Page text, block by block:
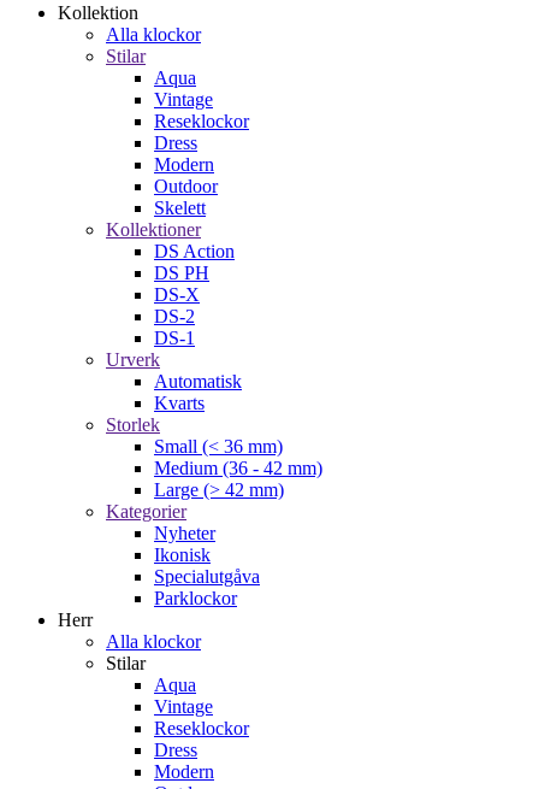
Kollektion
Alla klockor
Stilar
Aqua
Vintage
Reseklockor
Dress
Modern
Outdoor
Skelett
Kollektioner
DS Action
DS PH
DS-X
DS-2
DS-1
Urverk
Automatisk
Kvarts
Storlek
Small (< 36 mm)
Medium (36 - 42 mm)
Large (> 42 mm)
Kategorier
Nyheter
Ikonisk
Specialutgåva
Parklockor
Herr
Alla klockor
Stilar
Aqua
Vintage
Reseklockor
Dress
Modern